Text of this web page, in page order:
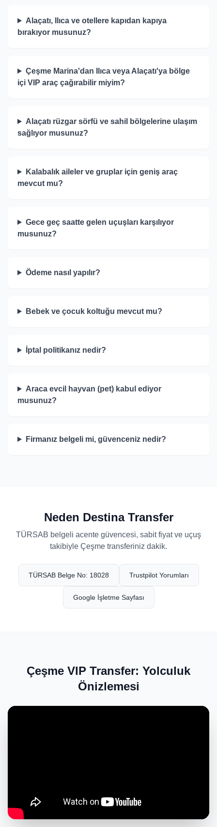
Alaçatı, Ilıca ve otellere kapıdan kapıya
bırakıyor musunuz?
Çeşme Marina'dan Ilıca veya Alaçatı'ya bölge
içi VIP araç çağırabilir miyim?
Alaçatı rüzgar sörfü ve sahil bölgelerine ulaşım
sağlıyor musunuz?
Kalabalık aileler ve gruplar için geniş araç
mevcut mu?
Gece geç saatte gelen uçuşları karşılıyor
musunuz?
Ödeme nasıl yapılır?
Bebek ve çocuk koltuğu mevcut mu?
İptal politikanız nedir?
Araca evcil hayvan (pet) kabul ediyor
musunuz?
Firmanız belgeli mi, güvenceniz nedir?
Neden Destina Transfer
TÜRSAB belgeli acente güvencesi, sabit fiyat ve uçuş
takibiyle Çeşme transferiniz dakik.
TÜRSAB Belge No: 18028 Trustpilot Yorumları
Google İşletme Sayfası
Çeşme VIP Transfer: Yolculuk
Önizlemesi